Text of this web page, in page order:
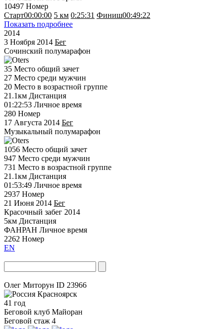
10497 Номер
Старт00:00:00 5 км 0:25:31 Финиш00:49:22
Показать подробнее
2014
3 Ноября 2014 Бег
Сочинский полумарафон
35 Место общий зачет
27 Место среди мужчин
20 Место в возрастной группе
21.1км Дистанция
01:22:53 Личное время
280 Номер
17 Августа 2014 Бег
Музыкальный полумарафон
1056 Место общий зачет
947 Место среди мужчин
731 Место в возрастной группе
21.1км Дистанция
01:53:49 Личное время
2937 Номер
21 Июня 2014 Бег
Красочный забег 2014
5км Дистанция
ФАНРАН Личное время
2262 Номер
EN
Олег Миторун ID 23966
Красноярск
41 год
Беговой клуб Майоран
Беговой стаж 4